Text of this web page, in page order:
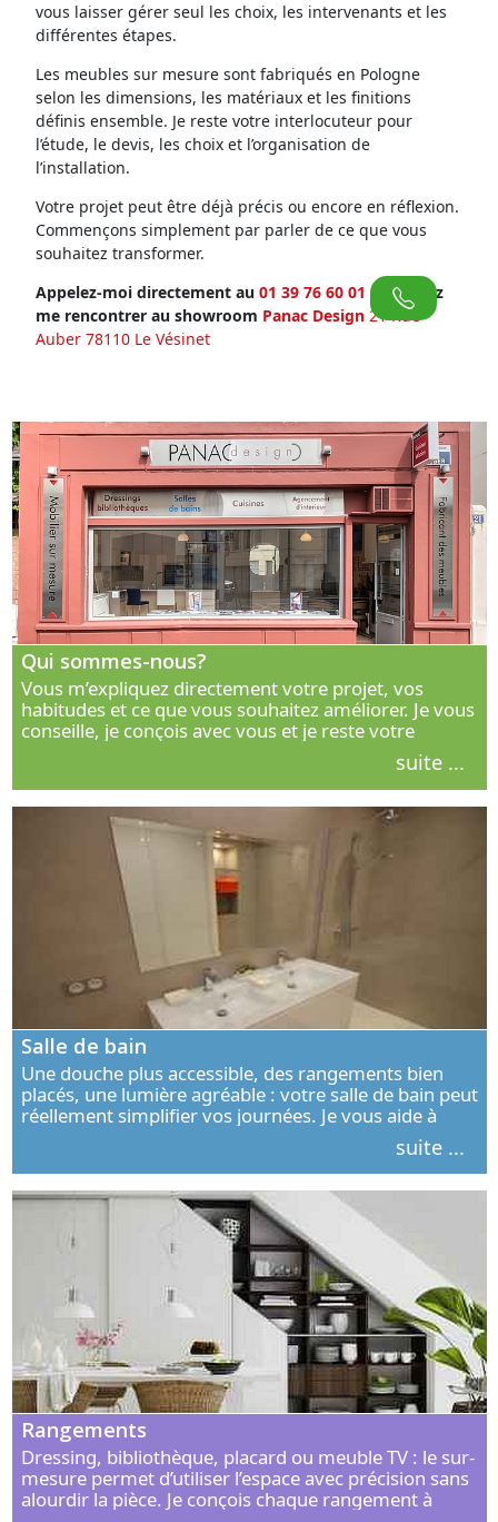
vous laisser gérer seul les choix, les intervenants et les
différentes étapes.
Les meubles sur mesure sont fabriqués en Pologne
selon les dimensions, les matériaux et les finitions
définis ensemble. Je reste votre interlocuteur pour
l’étude, le devis, les choix et l’organisation de
l’installation.
Votre projet peut être déjà précis ou encore en réflexion.
Commençons simplement par parler de ce que vous
souhaitez transformer.
Appelez-moi directement au 01 39 76 60 01 ou venez
me rencontrer au showroom Panac Design 21 Rue
Auber 78110 Le Vésinet
Qui sommes-nous?
Vous m’expliquez directement votre projet, vos
habitudes et ce que vous souhaitez améliorer. Je vous
conseille, je conçois avec vous et je reste votre
interlocuteur principal. Découvrez ma façon de vous
suite ...
Salle de bain
Une douche plus accessible, des rangements bien
placés, une lumière agréable : votre salle de bain peut
réellement simplifier vos journées. Je vous aide à
concevoir un espace élégant, confortable et adapté à
suite ...
Rangements
Dressing, bibliothèque, placard ou meuble TV : le sur-
mesure permet d’utiliser l’espace avec précision sans
alourdir la pièce. Je conçois chaque rangement à